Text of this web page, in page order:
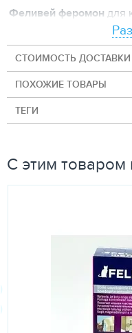
Феливей феромон для
диффузор включается
действующее вещество
воздухе, нормализуя
Площадь действия 50 -
Срок действия одного
СТОИМОСТЬ ДОСТАВКИ
ПОХОЖИЕ ТОВАРЫ
ТЕГИ
С этим товаром